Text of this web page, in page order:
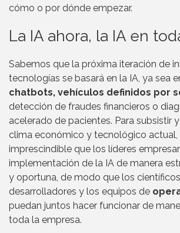
cómo o por dónde empezar.
La IA ahora, la IA en
Sabemos que la próxima iteración de
tecnologías se basará en la IA, ya sea
chatbots, vehículos definidos por
detección de fraudes financieros o
acelerado de pacientes. Para subsistir
clima económico y tecnológico actual,
imprescindible que los líderes
implementación de la IA de manera
y oportuna, de modo que los
desarrolladores y los equipos de
puedan juntos hacer funcionar de
toda la empresa.